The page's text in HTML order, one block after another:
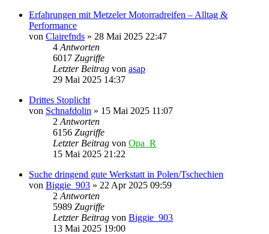
Erfahrungen mit Metzeler Motorradreifen – Alltag &
Performance
von Clairefnds » 28 Mai 2025 22:47
4 Antworten
6017 Zugriffe
Letzter Beitrag von asap
29 Mai 2025 14:37
Drittes Stoplicht
von Schnafdolin » 15 Mai 2025 11:07
2 Antworten
6156 Zugriffe
Letzter Beitrag von Opa_R
15 Mai 2025 21:22
Suche dringend gute Werkstatt in Polen/Tschechien
von Biggie_903 » 22 Apr 2025 09:59
2 Antworten
5989 Zugriffe
Letzter Beitrag von Biggie_903
13 Mai 2025 19:00